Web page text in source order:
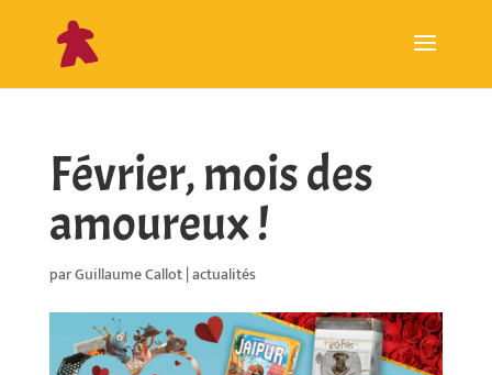
Février, mois des
amoureux !
parGuillaume Callot|actualités